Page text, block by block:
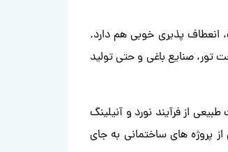
انعطاف پذیری خوبی هم دارد.
تور، صنایع باغی و حتی تولید
از فرآیند نورد و آنیلینگ
پروژه های ساختمانی به جای